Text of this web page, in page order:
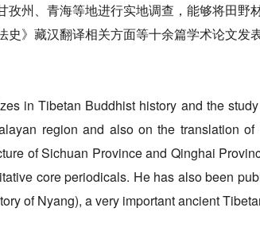
孜州、青海等地进行实地调查，能够将田野
史》藏汉翻译相关方面等十余篇学术论文发
in Tibetan Buddhist history and the
region and also on the translation
of Sichuan Province and Qinghai
core periodicals. He has also been
of Nyang), a very important ancient